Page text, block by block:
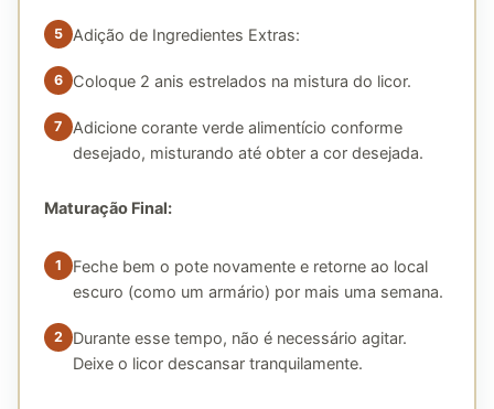
Adição de Ingredientes Extras:
Coloque 2 anis estrelados na mistura do licor.
Adicione corante verde alimentício conforme
desejado, misturando até obter a cor desejada.
Maturação Final:
Feche bem o pote novamente e retorne ao local
escuro (como um armário) por mais uma semana.
Durante esse tempo, não é necessário agitar.
Deixe o licor descansar tranquilamente.